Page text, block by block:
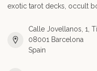
exotic tarot decks, occult
Calle Jovellanos, 1,
08001 Barcelona
Spain